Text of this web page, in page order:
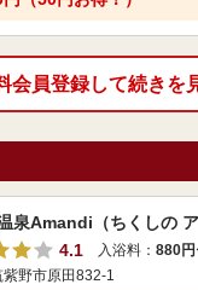
会員登録して続きを
泉Amandi（ちくしの ア
4.1
入浴料： 880円
紫野市原田832-1